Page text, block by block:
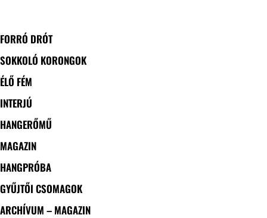
FORRÓ DRÓT
SOKKOLÓ KORONGOK
ÉLŐ FÉM
INTERJÚ
HANGERŐMŰ
MAGAZIN
HANGPRÓBA
GYŰJTŐI CSOMAGOK
ARCHÍVUM – MAGAZIN